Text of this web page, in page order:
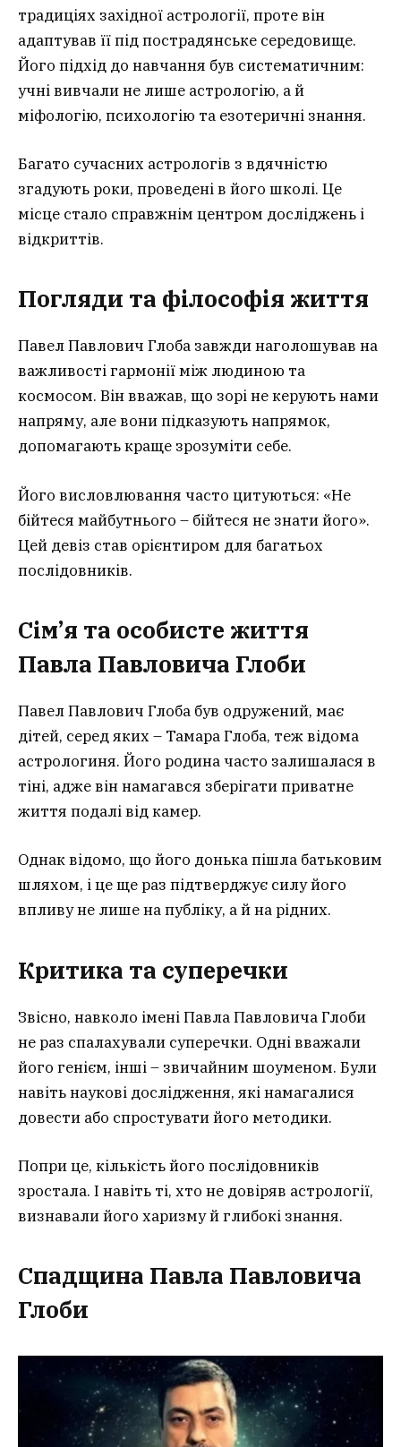
традиціях західної астрології, проте він
адаптував її під пострадянське середовище.
Його підхід до навчання був систематичним:
учні вивчали не лише астрологію, а й
міфологію, психологію та езотеричні знання.
Багато сучасних астрологів з вдячністю
згадують роки, проведені в його школі. Це
місце стало справжнім центром досліджень і
відкриттів.
Погляди та філософія життя
Павел Павлович Глоба завжди наголошував на
важливості гармонії між людиною та
космосом. Він вважав, що зорі не керують нами
напряму, але вони підказують напрямок,
допомагають краще зрозуміти себе.
Його висловлювання часто цитуються: «Не
бійтеся майбутнього – бійтеся не знати його».
Цей девіз став орієнтиром для багатьох
послідовників.
Сім’я та особисте життя
Павла Павловича Глоби
Павел Павлович Глоба був одружений, має
дітей, серед яких – Тамара Глоба, теж відома
астрологиня. Його родина часто залишалася в
тіні, адже він намагався зберігати приватне
життя подалі від камер.
Однак відомо, що його донька пішла батьковим
шляхом, і це ще раз підтверджує силу його
впливу не лише на публіку, а й на рідних.
Критика та суперечки
Звісно, навколо імені Павла Павловича Глоби
не раз спалахували суперечки. Одні вважали
його генієм, інші – звичайним шоуменом. Були
навіть наукові дослідження, які намагалися
довести або спростувати його методики.
Попри це, кількість його послідовників
зростала. І навіть ті, хто не довіряв астрології,
визнавали його харизму й глибокі знання.
Спадщина Павла Павловича
Глоби